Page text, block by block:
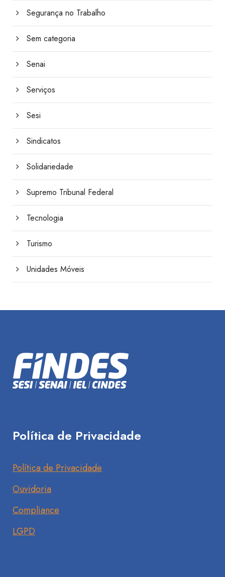
Segurança no Trabalho
Sem categoria
Senai
Serviços
Sesi
Sindicatos
Solidariedade
Supremo Tribunal Federal
Tecnologia
Turismo
Unidades Móveis
Política de Privacidade
Política de Privacidade
Ouvidoria
Compliance
LGPD